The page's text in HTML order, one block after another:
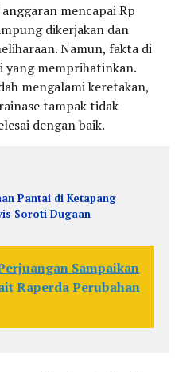
mencapai Rp
dikerjakan dan
Namun, fakta di
yang memprihatinkan.
mengalami keretakan,
tampak tidak
dengan baik.
Pantai di Ketapang
Soroti Dugaan
Sampaikan
Raperda Perubahan